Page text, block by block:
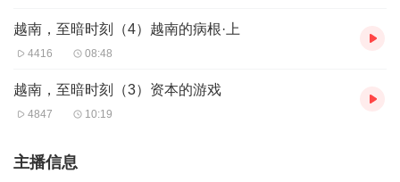
越南，至暗时刻（4）越南的病根·上
4416 08:48
越南，至暗时刻（3）资本的游戏
4847 10:19
主播信息